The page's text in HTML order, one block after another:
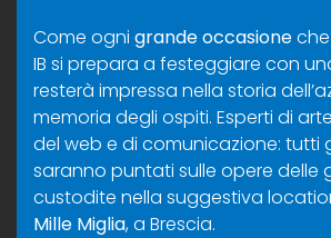
Come ogni grande occasione
IB si prepara a festeggiare con
resterà impressa nella storia
memoria degli ospiti. Esperti di
del web e di comunicazione: tutti
saranno puntati sulle opere delle
custodite nella suggestiva
Mille Miglia, a Brescia.